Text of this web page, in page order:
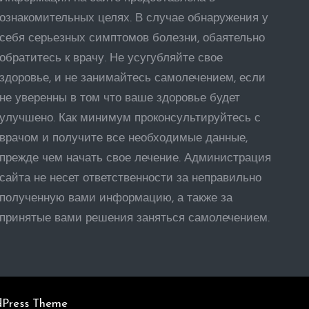
ознакомительных целях. В случае обнаружения у
себя серьезных симптомов болезни, обаятельно
обратитесь к врачу. Не усугубляйте свое
здоровье, и не занимайтесь самолечением, если
не уверенны в том что ваше здоровье будет
улучшено. Как минимум проконсультируйтесь с
врачом и получите все необходимые данные,
прежде чем начать свое лечение. Администрация
сайта не несет ответственности за неправильно
полученную вами информацию, а также за
принятые вами решения заняться самолечением.
Theme